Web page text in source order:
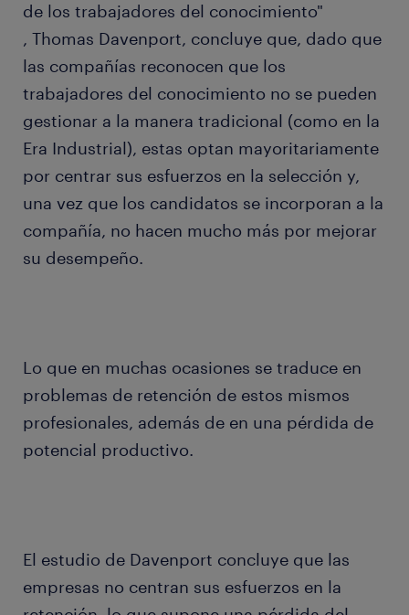
de los trabajadores del conocimiento"
, Thomas Davenport, concluye que, dado que
las compañías reconocen que los
trabajadores del conocimiento no se pueden
gestionar a la manera tradicional (como en la
Era Industrial), estas optan mayoritariamente
por centrar sus esfuerzos en la selección y,
una vez que los candidatos se incorporan a la
compañía, no hacen mucho más por mejorar
su desempeño.
Lo que en muchas ocasiones se traduce en
problemas de retención de estos mismos
profesionales, además de en una pérdida de
potencial productivo.
El estudio de Davenport concluye que las
empresas no centran sus esfuerzos en la